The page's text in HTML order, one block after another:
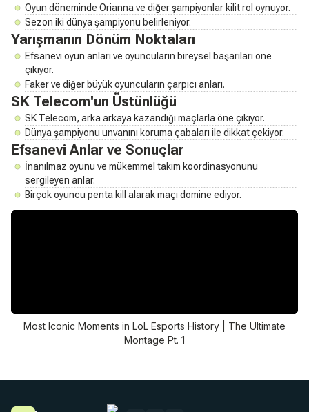
Oyun döneminde Orianna ve diğer şampiyonlar kilit rol oynuyor.
Sezon iki dünya şampiyonu belirleniyor.
Yarışmanın Dönüm Noktaları
Efsanevi oyun anları ve oyuncuların bireysel başarıları öne
çıkıyor.
Faker ve diğer büyük oyuncuların çarpıcı anları.
SK Telecom'un Üstünlüğü
SK Telecom, arka arkaya kazandığı maçlarla öne çıkıyor.
Dünya şampiyonu unvanını koruma çabaları ile dikkat çekiyor.
Efsanevi Anlar ve Sonuçlar
İnanılmaz oyunu ve mükemmel takım koordinasyonunu
sergileyen anlar.
Birçok oyuncu penta kill alarak maçı domine ediyor.
Most Iconic Moments in LoL Esports History | The Ultimate
Montage Pt. 1